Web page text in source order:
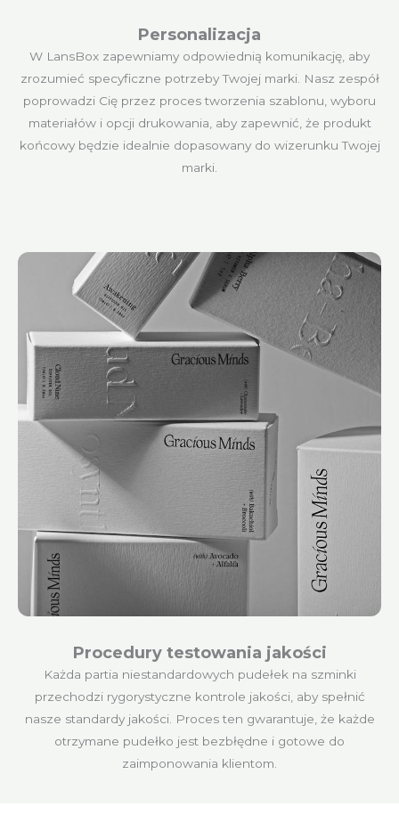
Personalizacja
W LansBox zapewniamy odpowiednią komunikację, aby
zrozumieć specyficzne potrzeby Twojej marki. Nasz zespół
poprowadzi Cię przez proces tworzenia szablonu, wyboru
materiałów i opcji drukowania, aby zapewnić, że produkt
końcowy będzie idealnie dopasowany do wizerunku Twojej
marki.
Procedury testowania jakości
Każda partia niestandardowych pudełek na szminki
przechodzi rygorystyczne kontrole jakości, aby spełnić
nasze standardy jakości. Proces ten gwarantuje, że każde
otrzymane pudełko jest bezbłędne i gotowe do
zaimponowania klientom.